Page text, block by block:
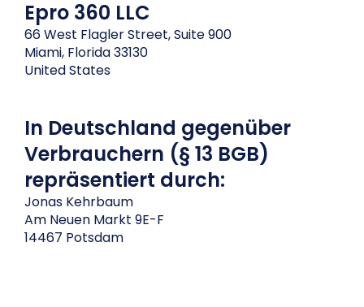
Epro 360 LLC
66 West Flagler Street, Suite 900
Miami, Florida 33130
United States
In Deutschland gegenüber
Verbrauchern (§ 13 BGB)
repräsentiert durch:
Jonas Kehrbaum
Am Neuen Markt 9E-F
14467 Potsdam